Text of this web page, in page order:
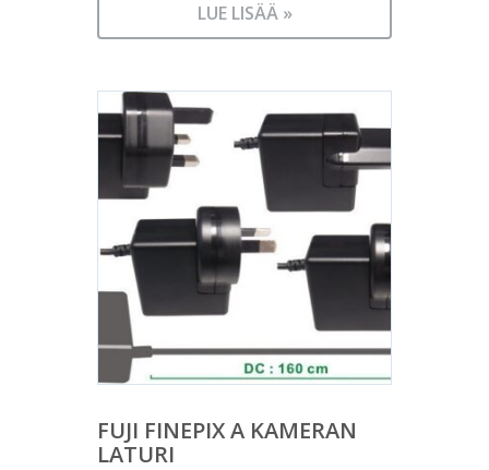
LUE LISÄÄ »
FUJI FINEPIX A KAMERAN
LATURI